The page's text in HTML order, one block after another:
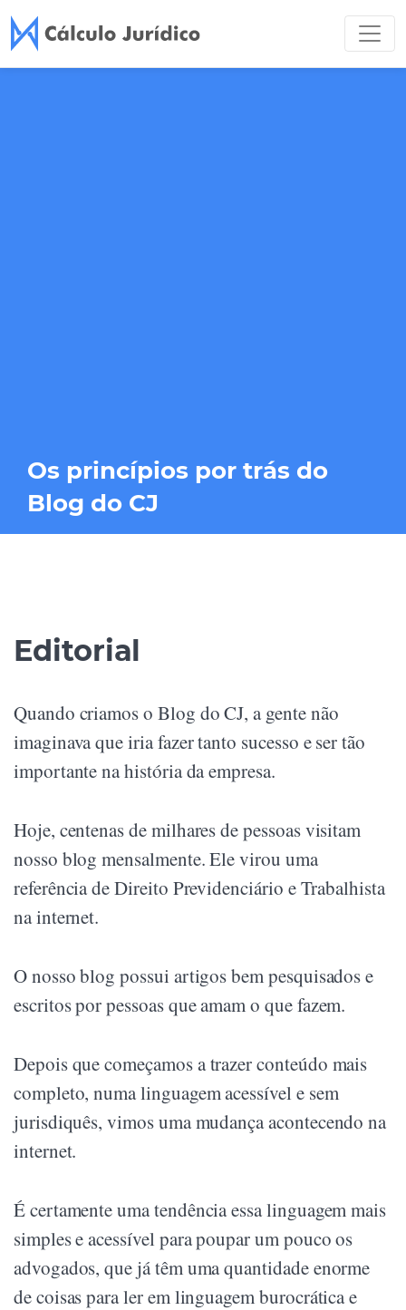
Os princípios por trás do
Blog do CJ
Editorial
Quando criamos o Blog do CJ, a gente não
imaginava que iria fazer tanto sucesso e ser tão
importante na história da empresa.
Hoje, centenas de milhares de pessoas visitam
nosso blog mensalmente. Ele virou uma
referência de Direito Previdenciário e Trabalhista
na internet.
O nosso blog possui artigos bem pesquisados e
escritos por pessoas que amam o que fazem.
Depois que começamos a trazer conteúdo mais
completo, numa linguagem acessível e sem
jurisdiquês, vimos uma mudança acontecendo na
internet.
É certamente uma tendência essa linguagem mais
simples e acessível para poupar um pouco os
advogados, que já têm uma quantidade enorme
de coisas para ler em linguagem burocrática e